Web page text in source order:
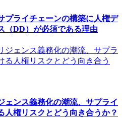
プライチェーンの構築に人権デ
（DD）が必須である理由
ェンス義務化の潮流、サプライ
人権リスクとどう向き合うか？